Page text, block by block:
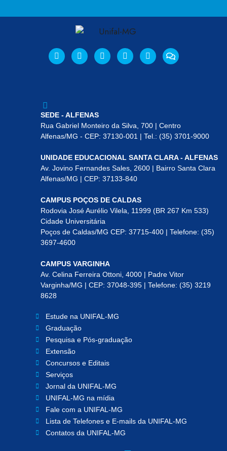
SEDE - ALFENAS
Rua Gabriel Monteiro da Silva, 700 | Centro
Alfenas/MG - CEP: 37130-001 | Tel.: (35) 3701-9000
UNIDADE EDUCACIONAL SANTA CLARA - ALFENAS
Av. Jovino Fernandes Sales, 2600 | Bairro Santa Clara
Alfenas/MG | CEP: 37133-840
CAMPUS POÇOS DE CALDAS
Rodovia José Aurélio Vilela, 11999 (BR 267 Km 533)
Cidade Universitária
Poços de Caldas/MG CEP: 37715-400 | Telefone: (35)
3697-4600
CAMPUS VARGINHA
Av. Celina Ferreira Ottoni, 4000 | Padre Vitor
Varginha/MG | CEP: 37048-395 | Telefone: (35) 3219
8628
Estude na UNIFAL-MG
Graduação
Pesquisa e Pós-graduação
Extensão
Concursos e Editais
Serviços
Jornal da UNIFAL-MG
UNIFAL-MG na mídia
Fale com a UNIFAL-MG
Lista de Telefones e E-mails da UNIFAL-MG
Contatos da UNIFAL-MG